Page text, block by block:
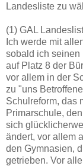
Landesliste zu
(1) GAL
Ich werde mit
sobald ich seinen
auf Platz 8 der
vor allem in der
zu "uns
Schulreform, das
Primarschule,
sich
ändert, vor allem
den Gymnasien,
getrieben. Vor